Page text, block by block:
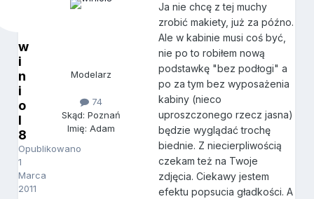
w
i
n
i
o
l
8
Opublikowano
1
Marca
2011
Modelarz
74
Skąd: Poznań
Imię: Adam
Ja nie chcę z tej muchy
zrobić makiety, już za późno.
Ale w kabinie musi coś być,
nie po to robiłem nową
podstawkę "bez podłogi" a
po za tym bez wyposażenia
kabiny (nieco
uproszczonego rzecz jasna)
będzie wyglądać trochę
biednie. Z niecierpliwością
czekam też na Twoje
zdjęcia. Ciekawy jestem
efektu popsucia gładkości. A